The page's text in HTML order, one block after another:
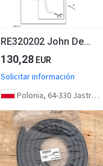
RE320202 John Deere 8345R - Wiązka przewodów
130,28EUR
Solicitar información
Polonia, 64-330 Jastrzębniki